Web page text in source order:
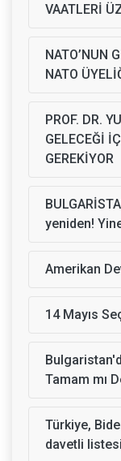
VAATLERİ
NATO’NUN
NATO
PROF. DR.
GELECEĞİ
GEREKİYOR
yeniden!
Amerikan
14 Mayıs
Tamam mı
Türkiye,
davetli